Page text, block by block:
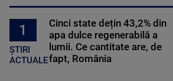
1
ȘTIRI
ACTUALE
Cinci state dețin 43,2% din
apa dulce regenerabilă a
lumii. Ce cantitate are, de
fapt, România